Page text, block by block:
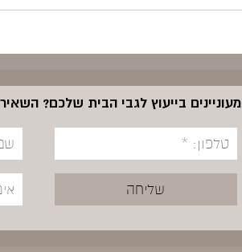
מעוניינים בייעוץ לגבי הבית שלכם?